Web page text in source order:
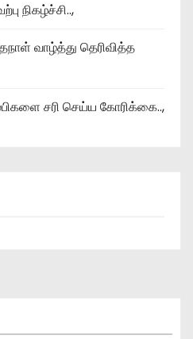
நிகழ்ச்சி..,
வாழ்த்து தெரிவித்த
சரி செய்ய கோரிக்கை..,